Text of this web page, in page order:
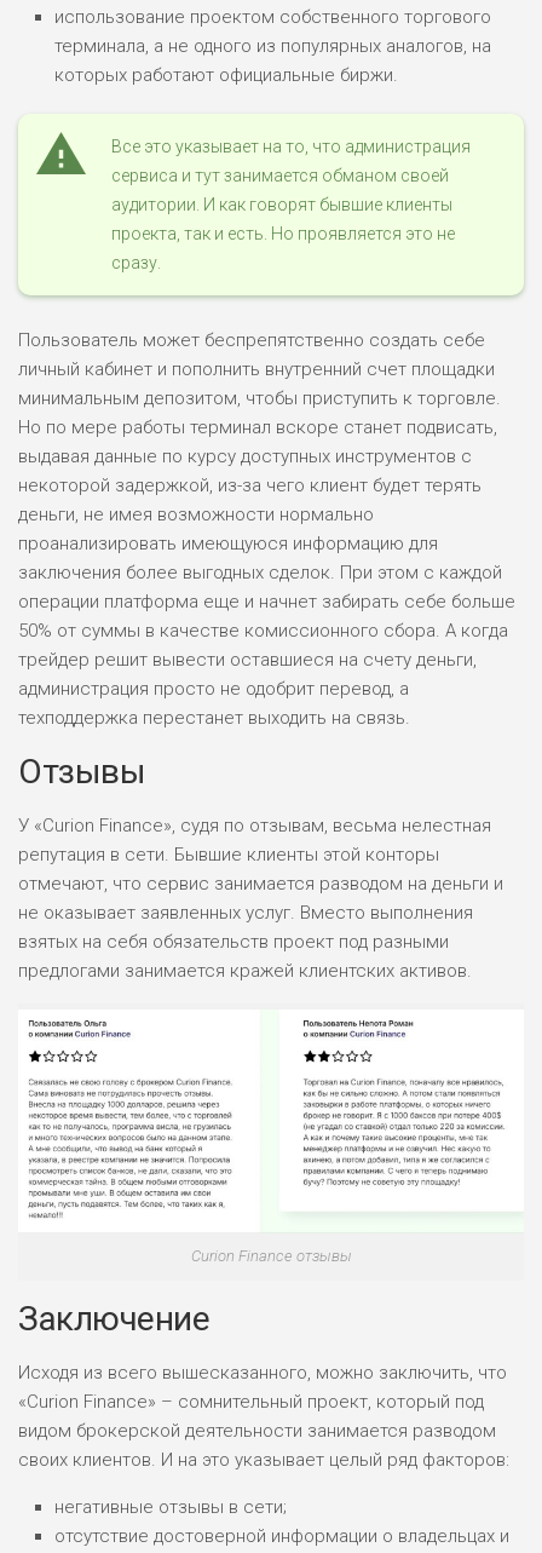
использование проектом собственного торгового
терминала, а не одного из популярных аналогов, на
которых работают официальные биржи.
Все это указывает на то, что администрация
сервиса и тут занимается обманом своей
аудитории. И как говорят бывшие клиенты
проекта, так и есть. Но проявляется это не
сразу.
Пользователь может беспрепятственно создать себе
личный кабинет и пополнить внутренний счет площадки
минимальным депозитом, чтобы приступить к торговле.
Но по мере работы терминал вскоре станет подвисать,
выдавая данные по курсу доступных инструментов с
некоторой задержкой, из-за чего клиент будет терять
деньги, не имея возможности нормально
проанализировать имеющуюся информацию для
заключения более выгодных сделок. При этом с каждой
операции платформа еще и начнет забирать себе больше
50% от суммы в качестве комиссионного сбора. А когда
трейдер решит вывести оставшиеся на счету деньги,
администрация просто не одобрит перевод, а
техподдержка перестанет выходить на связь.
Отзывы
У «Curion Finance», судя по отзывам, весьма нелестная
репутация в сети. Бывшие клиенты этой конторы
отмечают, что сервис занимается разводом на деньги и
не оказывает заявленных услуг. Вместо выполнения
взятых на себя обязательств проект под разными
предлогами занимается кражей клиентских активов.
Curion Finance отзывы
Заключение
Исходя из всего вышесказанного, можно заключить, что
«Curion Finance» – сомнительный проект, который под
видом брокерской деятельности занимается разводом
своих клиентов. И на это указывает целый ряд факторов:
негативные отзывы в сети;
отсутствие достоверной информации о владельцах и